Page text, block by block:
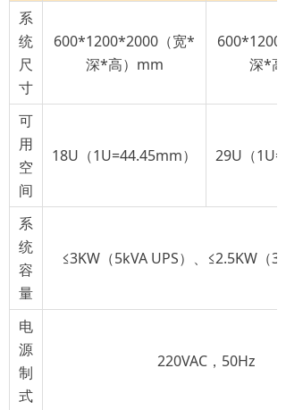
系
统
尺
寸
600*1200*2000（宽*
深*高）mm
深*高
可
用
空
间
18U（1U=44.45mm） 29U（
系
统
容
量
≤3KW（5kVA UPS）、≤2.5KW（
电
源
制
式
220VAC，50Hz